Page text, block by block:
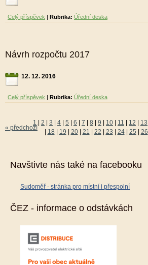
Celý příspěvek | Rubrika: Úřední deska
Návrh rozpočtu 2017
12. 12. 2016
Celý příspěvek | Rubrika: Úřední deska
« předchozí
1 2 3 4 5 6 7 8 9 10 11 12 13
18 19 20 21 22 23 24 25 26
Navštivte nás také na facebooku
Sudoměř - stránka pro místní i přespolní
ČEZ - informace o odstávkách